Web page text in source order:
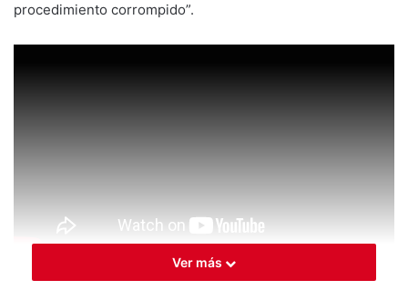
procedimiento corrompido”.
Ver más